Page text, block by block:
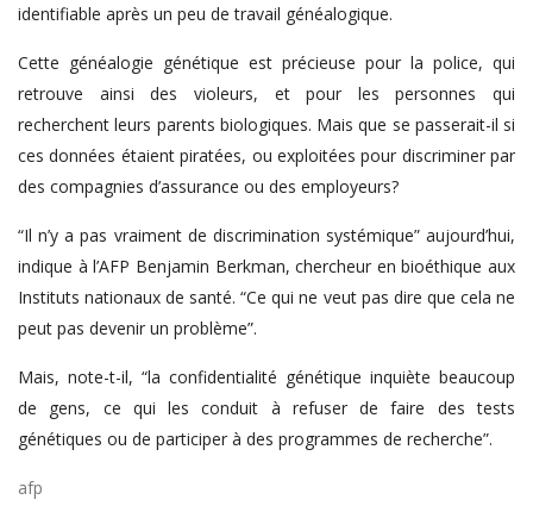
identifiable après un peu de travail généalogique.
Cette généalogie génétique est précieuse pour la police, qui
retrouve ainsi des violeurs, et pour les personnes qui
recherchent leurs parents biologiques. Mais que se passerait-il si
ces données étaient piratées, ou exploitées pour discriminer par
des compagnies d’assurance ou des employeurs?
“Il n’y a pas vraiment de discrimination systémique” aujourd’hui,
indique à l’AFP Benjamin Berkman, chercheur en bioéthique aux
Instituts nationaux de santé. “Ce qui ne veut pas dire que cela ne
peut pas devenir un problème”.
Mais, note-t-il, “la confidentialité génétique inquiète beaucoup
de gens, ce qui les conduit à refuser de faire des tests
génétiques ou de participer à des programmes de recherche”.
afp